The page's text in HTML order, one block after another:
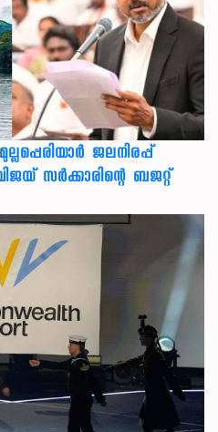
ജലനിരപ്പ്
സർക്കാരിന്റെ ബജറ്റ്